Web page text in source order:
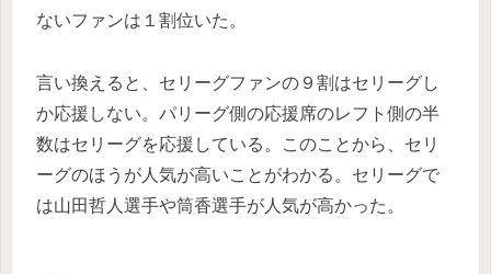
ないファンは１割位いた。
言い換えると、セリーグファンの９割はセリーグし
か応援しない。パリーグ側の応援席のレフト側の半
数はセリーグを応援している。このことから、セリ
ーグのほうが人気が高いことがわかる。セリーグで
は山田哲人選手や筒香選手が人気が高かった。